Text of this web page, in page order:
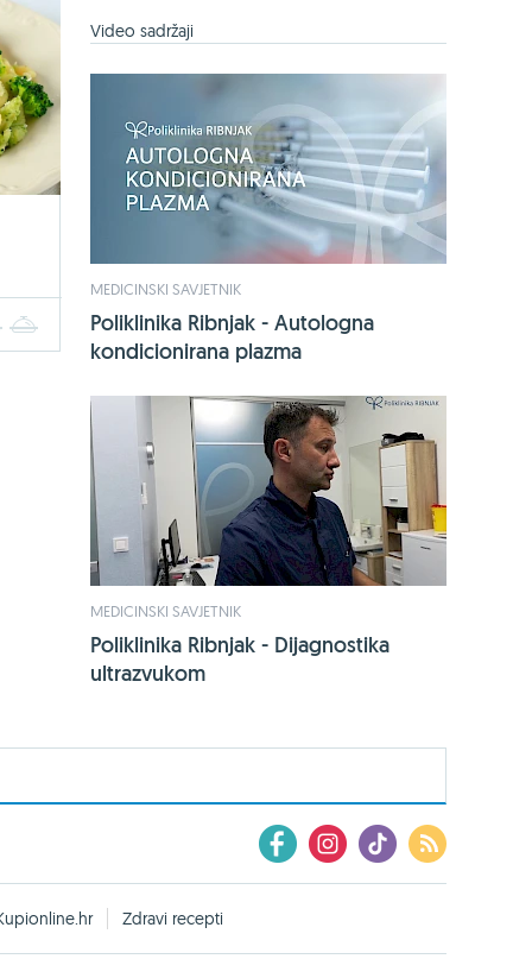
4
Video sadržaji
MEDICINSKI SAVJETNIK
Poliklinika Ribnjak - Autologna
kondicionirana plazma
MEDICINSKI SAVJETNIK
Poliklinika Ribnjak - Dijagnostika
ultrazvukom
Zdravi recepti